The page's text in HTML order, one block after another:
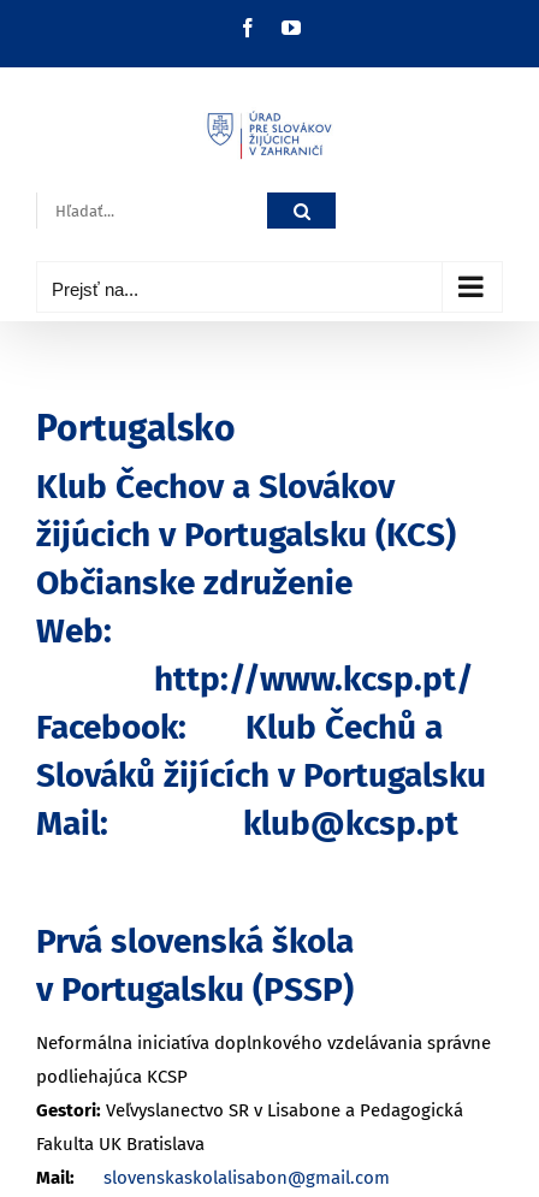
FacebookYouTube
Hľadať:
Prejsť na...
Portugalsko
Klub Čechov a Slovákov
žijúcich v Portugalsku (KCS)
Občianske združenie
Web:
http://www.kcsp.pt/
Facebook:
Klub Čechů a
Slováků žijících v Portugalsku
Mail:
klub@kcsp.pt
Prvá slovenská škola
v Portugalsku (PSSP)
Neformálna iniciatíva doplnkového vzdelávania správne
podliehajúca KCSP
Gestori: Veľvyslanectvo SR v Lisabone a Pedagogická
Fakulta UK Bratislava
Mail:
slovenskaskolalisabon@gmail.com